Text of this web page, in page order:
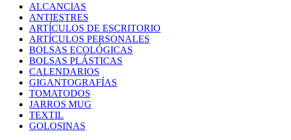
ALCANCIAS
ANTIESTRES
ARTÍCULOS DE ESCRITORIO
ARTÍCULOS PERSONALES
BOLSAS ECOLÓGICAS
BOLSAS PLÁSTICAS
CALENDARIOS
GIGANTOGRAFÍAS
TOMATODOS
JARROS MUG
TEXTIL
GOLOSINAS